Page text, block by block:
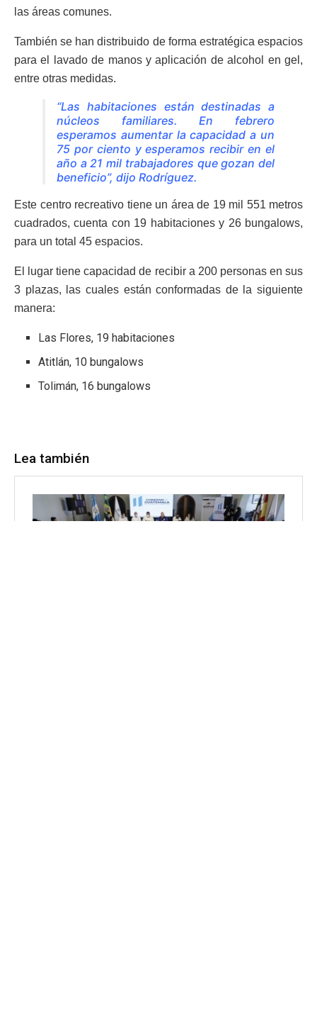
las áreas comunes.
También se han distribuido de forma estratégica espacios
para el lavado de manos y aplicación de alcohol en gel,
entre otras medidas.
“Las habitaciones están destinadas a
núcleos familiares. En febrero
esperamos aumentar la capacidad a un
75 por ciento y esperamos recibir en el
año a 21 mil trabajadores que gozan del
beneficio”, dijo Rodríguez.
Este centro recreativo tiene un área de 19 mil 551 metros
cuadrados, cuenta con 19 habitaciones y 26 bungalows,
para un total 45 espacios.
El lugar tiene capacidad de recibir a 200 personas en sus
3 plazas, las cuales están conformadas de la siguiente
manera:
Las Flores, 19 habitaciones
Atitlán, 10 bungalows
Tolimán, 16 bungalows
Lea también